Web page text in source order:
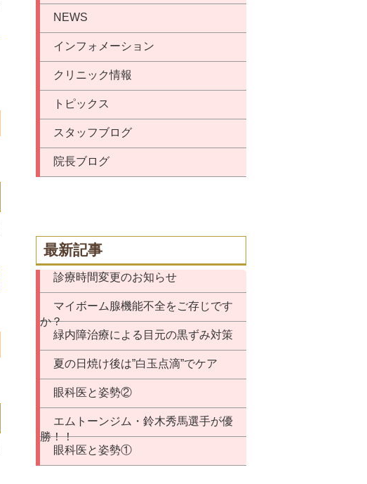
NEWS
インフォメーション
クリニック情報
トピックス
スタッフブログ
院長ブログ
最新記事
診療時間変更のお知らせ
マイボーム腺機能不全をご存じです
か？
緑内障治療による目元の黒ずみ対策
夏の日焼け後は”白玉点滴”でケア
眼科医と姿勢②
エムトーンジム・鈴木秀馬選手が優
勝！！
眼科医と姿勢①